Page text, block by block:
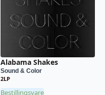
Alabama Shakes
Sound & Color
2LP
Bestillingsvare